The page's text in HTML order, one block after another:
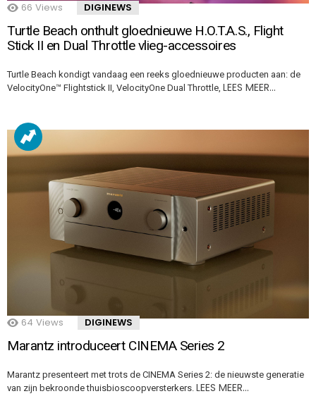
66 Views DIGINEWS
Turtle Beach onthult gloednieuwe H.O.T.A.S., Flight
Stick II en Dual Throttle vlieg-accessoires
Turtle Beach kondigt vandaag een reeks gloednieuwe producten aan: de
VelocityOne™ Flightstick II, VelocityOne Dual Throttle, LEES MEER…
64 Views DIGINEWS
Marantz introduceert CINEMA Series 2
Marantz presenteert met trots de CINEMA Series 2: de nieuwste generatie
van zijn bekroonde thuisbioscoopversterkers. LEES MEER…